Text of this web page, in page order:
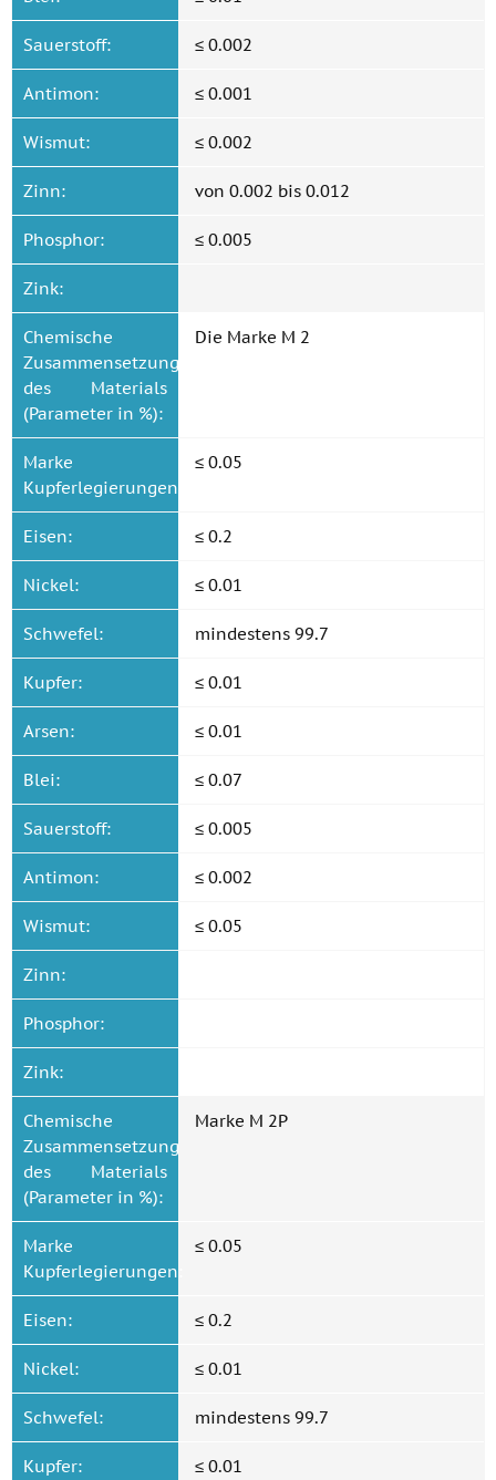
Sauerstoff: ≤ 0.002
Antimon: ≤ 0.001
Wismut: ≤ 0.002
Zinn: von 0.002 bis 0.012
Phosphor: ≤ 0.005
Zink:
Chemische
Zusammensetzung
des Materials
(Parameter in %):
Die Marke M 2
Marke
Kupferlegierungen:
≤ 0.05
Eisen: ≤ 0.2
Nickel: ≤ 0.01
Schwefel: mindestens 99.7
Kupfer: ≤ 0.01
Arsen: ≤ 0.01
Blei: ≤ 0.07
Sauerstoff: ≤ 0.005
Antimon: ≤ 0.002
Wismut: ≤ 0.05
Zinn:
Phosphor:
Zink:
Chemische
Zusammensetzung
des Materials
(Parameter in %):
Marke M 2P
Marke
Kupferlegierungen:
≤ 0.05
Eisen: ≤ 0.2
Nickel: ≤ 0.01
Schwefel: mindestens 99.7
Kupfer: ≤ 0.01